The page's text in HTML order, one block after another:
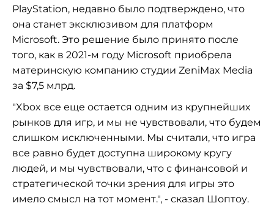
PlayStation, недавно было подтверждено, что
она станет эксклюзивом для платформ
Microsoft. Это решение было принято после
того, как в 2021-м году Microsoft приобрела
материнскую компанию студии ZeniMax Media
за $7,5 млрд.
"Xbox все еще остается одним из крупнейших
рынков для игр, и мы не чувствовали, что будем
слишком исключенными. Мы считали, что игра
все равно будет доступна широкому кругу
людей, и мы чувствовали, что с финансовой и
стратегической точки зрения для игры это
имело смысл на тот момент.", - сказал Шоптоу.